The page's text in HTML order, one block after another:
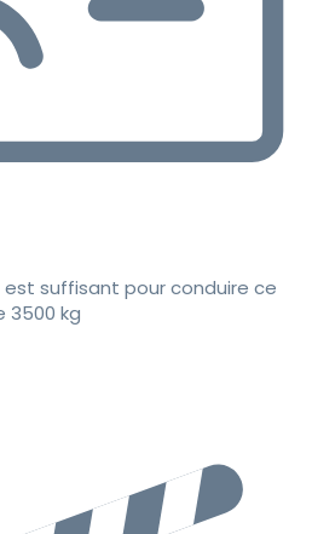
suffisant pour conduire ce
3500 kg